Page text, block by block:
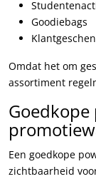
Goodiebags
Omdat het om
assortiment
Een goedkope
zichtbaarheid